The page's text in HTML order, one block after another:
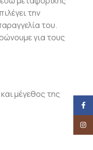
την
του.
για τους
μέγεθος της